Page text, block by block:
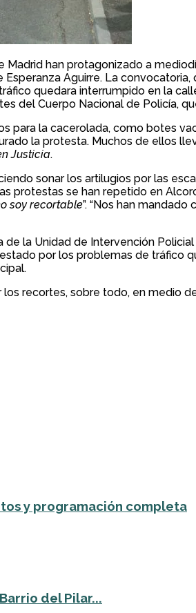
Madrid han protagonizado a
Aguirre. La
quedara interrumpido en la
del Cuerpo Nacional de Policía,
para la cacerolada, como botes
la protesta. Muchos de ellos
Justicia.
sonar los artilugios por las
protestas se han repetido en
soy recortable”. “Nos han
la Unidad de Intervención
por los problemas de tráfico
recortes, sobre todo, en medio
y programación completa
del Pilar...